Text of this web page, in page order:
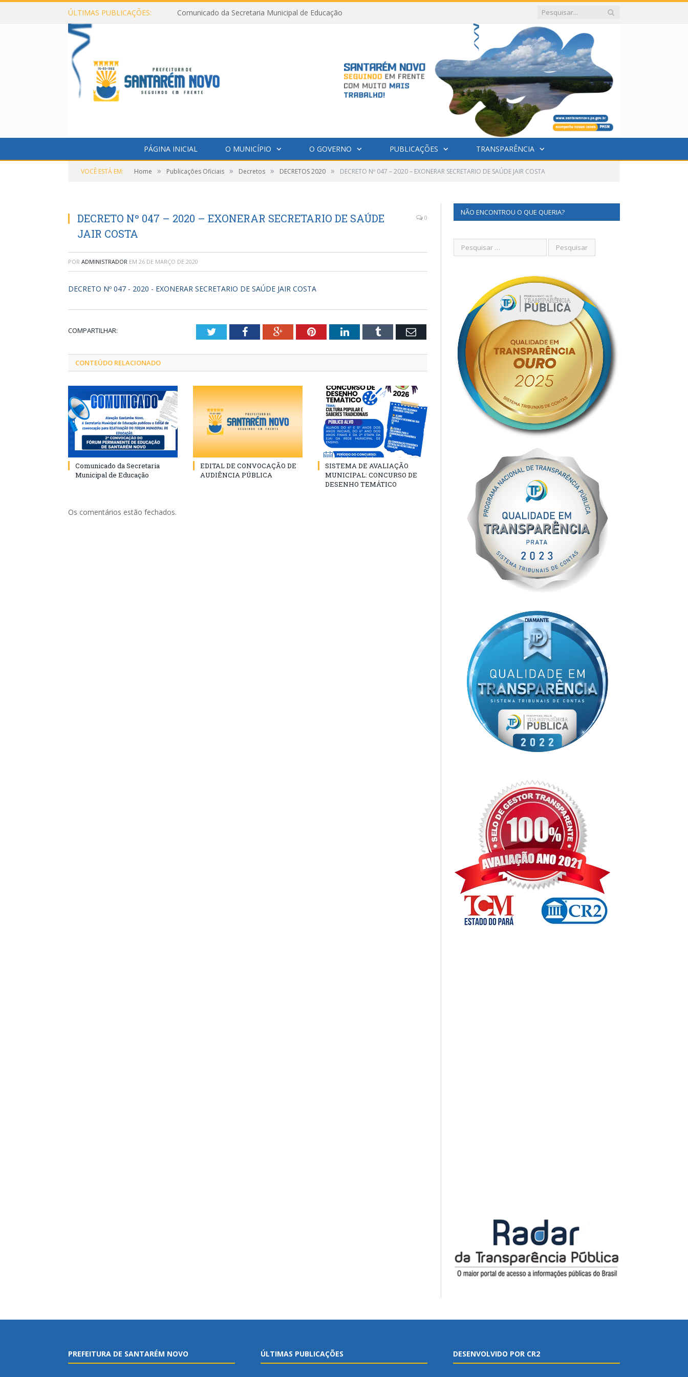
ÚLTIMAS PUBLICAÇÕES: Comunicado da Secretaria Municipal de Educação
PÁGINA INICIAL O MUNICÍPIO O GOVERNO PUBLICAÇÕES TRANSPARÊNCIA
VOCÊ ESTÁ EM: Home » Publicações Oficiais » Decretos » DECRETOS 2020 » DECRETO Nº 047 – 2020 – EXONERAR SECRETARIO DE SAÚDE JAIR COSTA
DECRETO Nº 047 – 2020 – EXONERAR SECRETARIO DE SAÚDE
JAIR COSTA
0
POR ADMINISTRADOR EM 26 DE MARÇO DE 2020
DECRETO Nº 047 - 2020 - EXONERAR SECRETARIO DE SAÚDE JAIR COSTA
COMPARTILHAR: TwitterFacebookGoogle+PinterestLinkedInTumblr Email
CONTEÚDO RELACIONADO
Comunicado da Secretaria
Municipal de Educação
EDITAL DE CONVOCAÇÃO DE
AUDIÊNCIA PÚBLICA
SISTEMA DE AVALIAÇÃO
MUNICIPAL: CONCURSO DE
DESENHO TEMÁTICO
Os comentários estão fechados.
NÃO ENCONTROU O QUE QUERIA?
PREFEITURA DE SANTARÉM NOVO ÚLTIMAS PUBLICAÇÕES DESENVOLVIDO POR CR2